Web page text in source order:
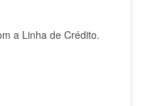
a Linha de Crédito.